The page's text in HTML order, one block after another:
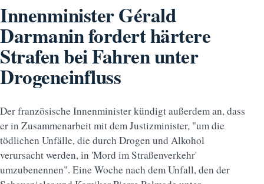
Innenminister Gérald
Darmanin fordert härtere
Strafen bei Fahren unter
Drogeneinfluss
Der französische Innenminister kündigt außerdem an, dass
er in Zusammenarbeit mit dem Justizminister, "um die
tödlichen Unfälle, die durch Drogen und Alkohol
verursacht werden, in 'Mord im Straßenverkehr'
umzubenennen". Eine Woche nach dem Unfall, den der